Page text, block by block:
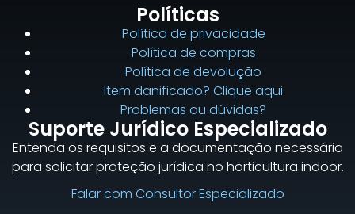
Políticas
Política de privacidade
Política de compras
Política de devolução
Item danificado? Clique aqui
Problemas ou dúvidas?
Suporte Jurídico Especializado
Entenda os requisitos e a documentação necessária
para solicitar proteção jurídica no horticultura indoor.
Falar com Consultor Especializado